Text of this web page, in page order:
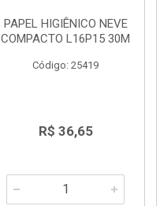
PAPEL HIGIÊNICO NEVE
COMPACTO L16P15 30M
Código: 25419
R$ 36,65